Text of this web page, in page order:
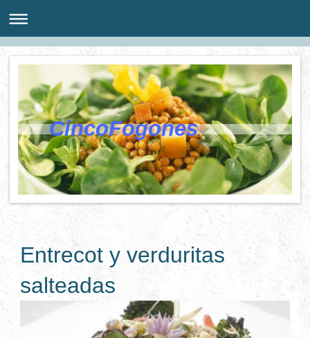
CincoFogones
Entrecot y verduritas
salteadas